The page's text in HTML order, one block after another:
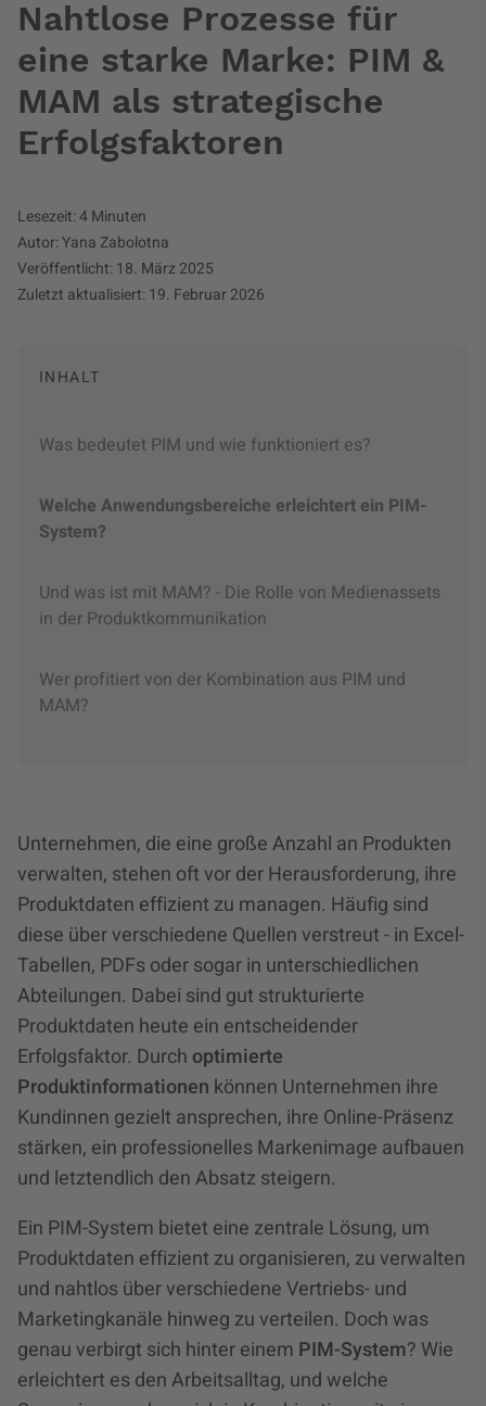
Nahtlose Prozesse für
eine starke Marke: PIM &
MAM als strategische
Erfolgsfaktoren
Lesezeit: 4 Minuten
Autor: Yana Zabolotna
Veröffentlicht: 18. März 2025
Zuletzt aktualisiert: 19. Februar 2026
INHALT
Was bedeutet PIM und wie funktioniert es?
Welche Anwendungsbereiche erleichtert ein PIM-
System?
Und was ist mit MAM? - Die Rolle von Medienassets
in der Produktkommunikation
Wer profitiert von der Kombination aus PIM und
MAM?
Unternehmen, die eine große Anzahl an Produkten
verwalten, stehen oft vor der Herausforderung, ihre
Produktdaten effizient zu managen. Häufig sind
diese über verschiedene Quellen verstreut - in Excel-
Tabellen, PDFs oder sogar in unterschiedlichen
Abteilungen. Dabei sind gut strukturierte
Produktdaten heute ein entscheidender
Erfolgsfaktor. Durch optimierte
Produktinformationen können Unternehmen ihre
Kundinnen gezielt ansprechen, ihre Online-Präsenz
stärken, ein professionelles Markenimage aufbauen
und letztendlich den Absatz steigern.
Ein PIM-System bietet eine zentrale Lösung, um
Produktdaten effizient zu organisieren, zu verwalten
und nahtlos über verschiedene Vertriebs- und
Marketingkanäle hinweg zu verteilen. Doch was
genau verbirgt sich hinter einem PIM-System? Wie
erleichtert es den Arbeitsalltag, und welche